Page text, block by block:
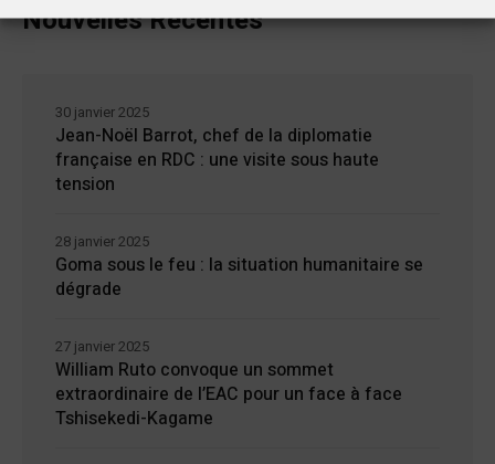
Nouvelles Récentes
Jean-Noël Barrot, chef de la diplomatie
française en RDC : une visite sous haute
tension
30 janvier 2025
Goma sous le feu : la situation humanitaire se
dégrade
28 janvier 2025
William Ruto convoque un sommet
extraordinaire de l’EAC pour un face à face
Tshisekedi-Kagame
27 janvier 2025